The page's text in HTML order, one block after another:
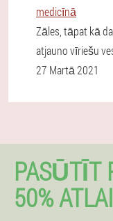
medicīnā
Zāles, tāpat kā
atjauno vīriešu
27 Martā 2021
PASŪTĪT
50%